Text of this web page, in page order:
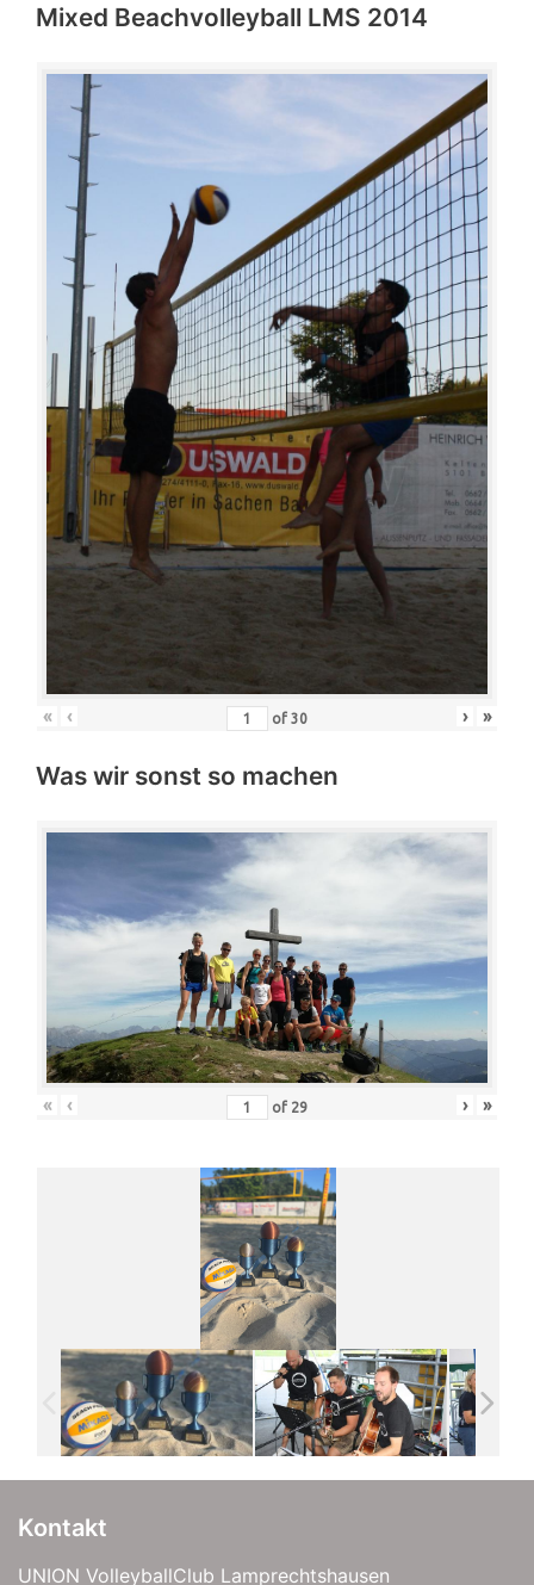
Mixed Beachvolleyball LMS 2014
« ‹ of 30 › »
Was wir sonst so machen
« ‹ of 29 › »
Kontakt
UNION VolleyballClub Lamprechtshausen